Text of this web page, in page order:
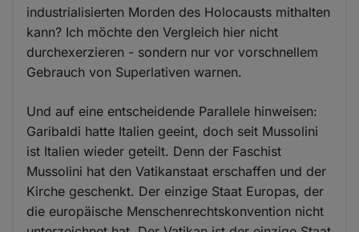
industrialisierten Morden des Holocausts mithalten
kann? Ich möchte den Vergleich hier nicht
durchexerzieren - sondern nur vor vorschnellem
Gebrauch von Superlativen warnen.
Und auf eine entscheidende Parallele hinweisen:
Garibaldi hatte Italien geeint, doch seit Mussolini
ist Italien wieder geteilt. Denn der Faschist
Mussolini hat den Vatikanstaat erschaffen und der
Kirche geschenkt. Der einzige Staat Europas, der
die europäische Menschenrechtskonvention nicht